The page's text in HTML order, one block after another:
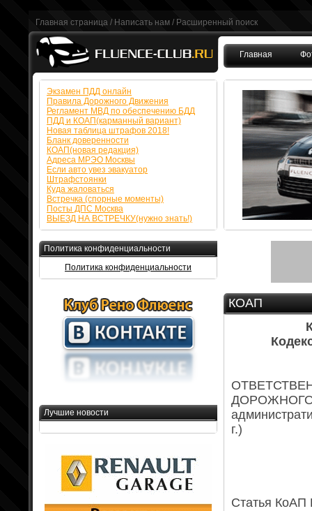
Главная страница / Написать нам / Расширенный поиск
Главная
КОАП
ДОРОЖНОГО
г.)
Статья КоАП
Экзамен ПДД онлайн
Правила Дорожного Движения
Регламент МВД по обеспечению БДД
ПДД и КОАП(карманный вариант)
Новая таблица штрафов 2018!
Бланк доверенности
КОАП(новая редакция)
Адреса МРЭО Москвы
Если авто увез эвакуатор
Штрафстоянки
Куда жаловаться
Встречка (спорные моменты)
Посты ДПС Москва
ВЫЕЗД НА ВСТРЕЧКУ(нужно знать!)
Политика конфиденциальности
Политика конфиденциальности
Лучшие новости